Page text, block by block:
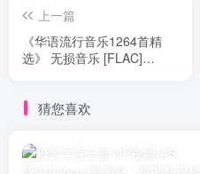
上一篇
《华语流行音乐1264首精
选》 无损音乐 [FLAC]
猜您喜欢